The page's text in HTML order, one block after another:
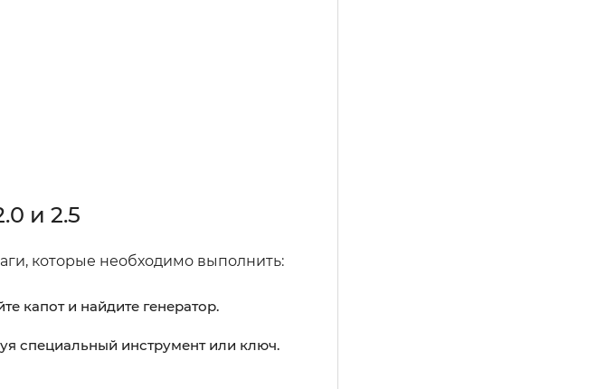
и 2.5
которые необходимо выполнить:
капот и найдите генератор.
специальный инструмент или ключ.